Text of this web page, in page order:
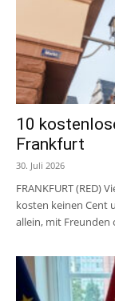
10
Frankfurt
30. Juli 2026
FRANKFURT (RED)
kosten keinen Cent
allein, mit Freunden